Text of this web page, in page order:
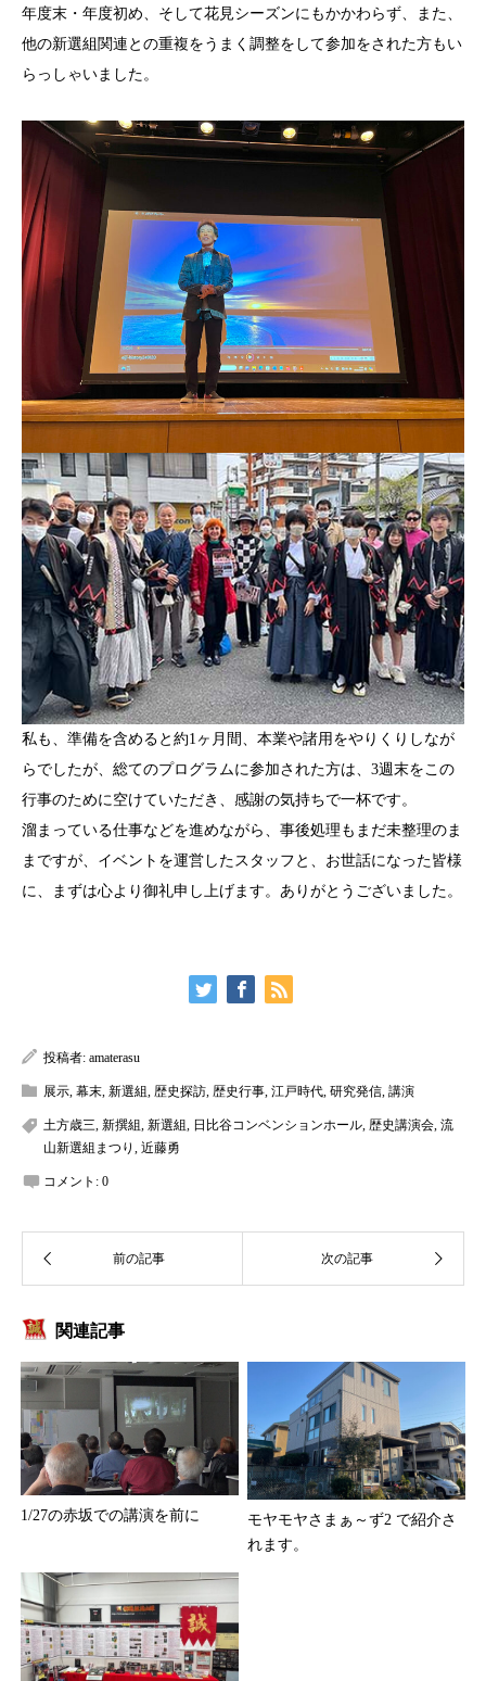
年度末・年度初め、そして花見シーズンにもかかわらず、また、
他の新選組関連との重複をうまく調整をして参加をされた方もい
らっしゃいました。
私も、準備を含めると約1ヶ月間、本業や諸用をやりくりしなが
らでしたが、総てのプログラムに参加された方は、3週末をこの
行事のために空けていただき、感謝の気持ちで一杯です。
溜まっている仕事などを進めながら、事後処理もまだ未整理のま
まですが、イベントを運営したスタッフと、お世話になった皆様
に、まずは心より御礼申し上げます。ありがとうございました。
投稿者: amaterasu
展示 幕末 新選組 歴史探訪 歴史行事 江戸時代 研究発信 講演
土方歳三 新撰組 新選組 日比谷コンベンションホール 歴史講演会 流
山新選組まつり
近藤勇
コメント: 0
関連記事
1/27の赤坂での講演を前に
モヤモヤさまぁ～ず2 で紹介さ
れます。